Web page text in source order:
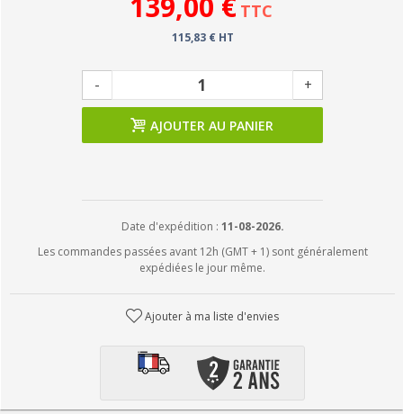
TTC
115,83 € HT
- +
AJOUTER AU PANIER
Date d'expédition : 11-08-2026.
Les commandes passées avant 12h (GMT + 1) sont généralement
expédiées le jour même.
Ajouter à ma liste d'envies